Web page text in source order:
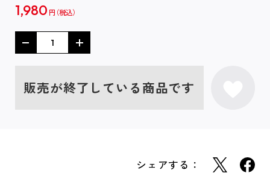
1,980 円
販売が終了している商品です
シェアする：